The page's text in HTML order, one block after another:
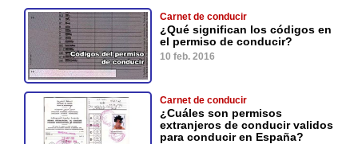
Carnet de conducir
¿Qué significan los códigos en
el permiso de conducir?
10 feb. 2016
Carnet de conducir
¿Cuáles son permisos
extranjeros de conducir validos
para conducir en España?